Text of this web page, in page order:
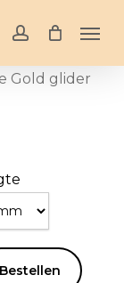
account
Gold glider
Bestellen